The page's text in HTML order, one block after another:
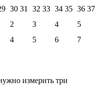
30 31 32 33 34 35 36 37
2 3 4
5
4 5 6 7
измерить три